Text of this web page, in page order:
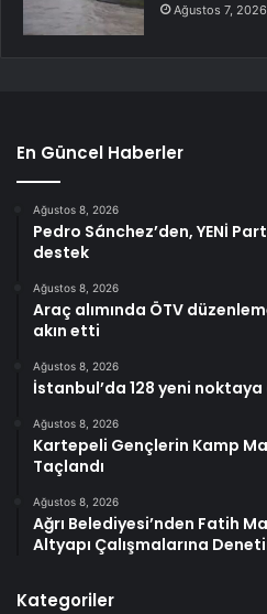
Ağustos 7, 2026
En Güncel Haberler
Ağustos 8, 2026
Pedro Sánchez’den, YENİ
destek
Ağustos 8, 2026
Araç alımında ÖTV
akın etti
Ağustos 8, 2026
İstanbul’da 128 yeni
Ağustos 8, 2026
Kartepeli Gençlerin Kamp
Taçlandı
Ağustos 8, 2026
Ağrı Belediyesi’nden Fatih
Altyapı Çalışmalarına
Kategoriler